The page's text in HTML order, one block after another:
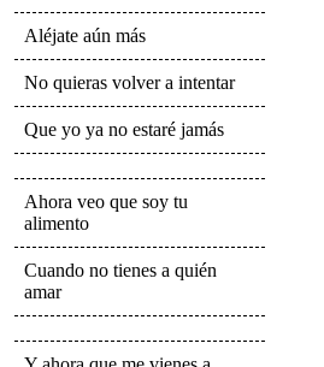
Aléjate aún más
No quieras volver a intentar
Que yo ya no estaré jamás
Ahora veo que soy tu
alimento
Cuando no tienes a quién
amar